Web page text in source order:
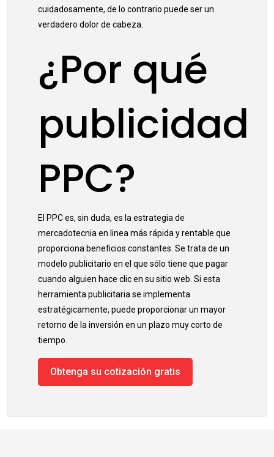
cuidadosamente, de lo contrario puede ser un
verdadero dolor de cabeza.
¿Por qué
publicidad
PPC?
El PPC es, sin duda, es la estrategia de
mercadotecnia en linea más rápida y rentable que
proporciona beneficios constantes. Se trata de un
modelo publicitario en el que sólo tiene que pagar
cuando alguien hace clic en su sitio web. Si esta
herramienta publicitaria se implementa
estratégicamente, puede proporcionar un mayor
retorno de la inversión en un plazo muy corto de
tiempo.
Obtenga su cotización gratis